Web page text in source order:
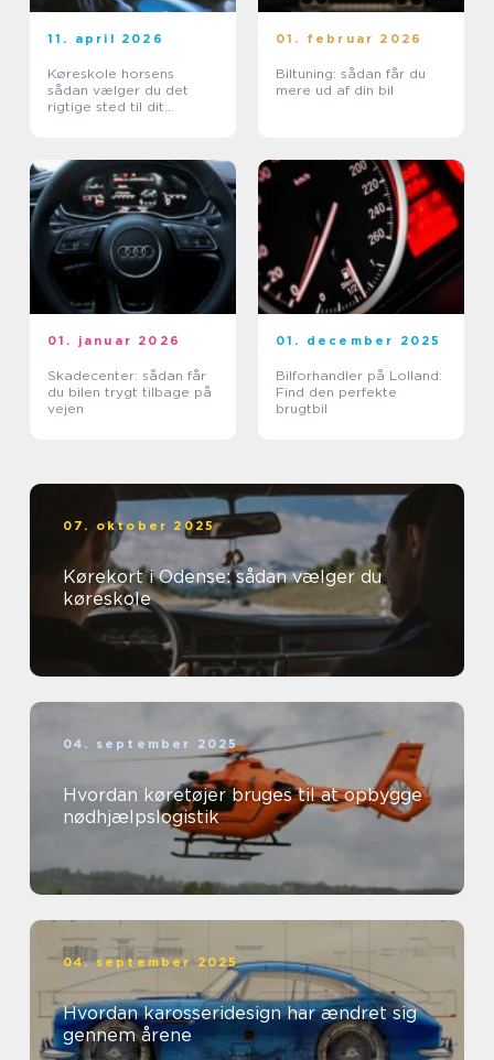
11. april 2026
Køreskole horsens
sådan vælger du det
rigtige sted til dit
01. februar 2026
Biltuning: sådan får du
mere ud af din bil
01. januar 2026
Skadecenter: sådan får
du bilen trygt tilbage på
vejen
01. december 2025
Bilforhandler på Lolland:
Find den perfekte
brugtbil
07. oktober 2025
Kørekort i Odense: sådan vælger du
køreskole
04. september 2025
Hvordan køretøjer bruges til at opbygge
nødhjælpslogistik
04. september 2025
Hvordan karosseridesign har ændret sig
gennem årene